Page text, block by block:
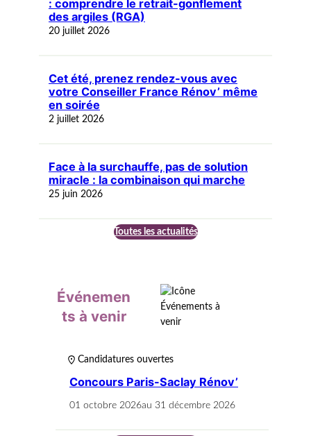
: comprendre le retrait-gonflement
des argiles (RGA)
20 juillet 2026
Cet été, prenez rendez-vous avec
votre Conseiller France Rénov’ même
en soirée
2 juillet 2026
Face à la surchauffe, pas de solution
miracle : la combinaison qui marche
25 juin 2026
Toutes les actualités
Événemen
ts à venir
Candidatures ouvertes
Concours Paris-Saclay Rénov’
01 octobre 2026au 31 décembre 2026